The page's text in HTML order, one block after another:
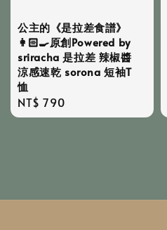
公主的《是拉差食譜》
👩🏻‍🍳原創Powered by
sriracha 是拉差 辣椒醬
涼感速乾 sorona 短袖T
恤
Regular
price
NT$ 790